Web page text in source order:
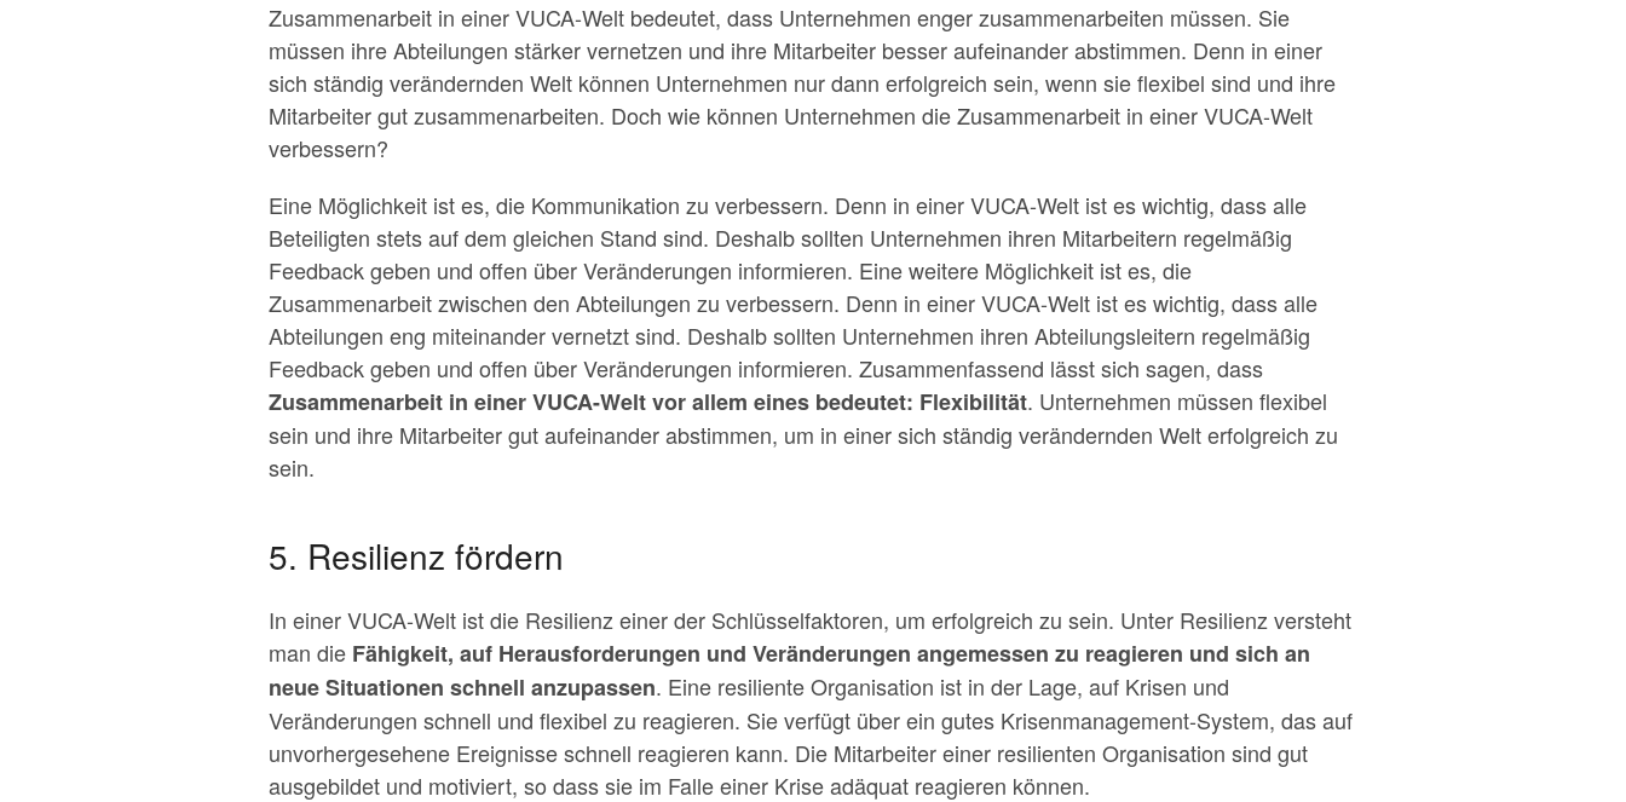
Zusammenarbeit in einer VUCA-Welt bedeutet, dass Unternehmen enger zusammenarbeiten müssen. Sie
müssen ihre Abteilungen stärker vernetzen und ihre Mitarbeiter besser aufeinander abstimmen. Denn in einer
sich ständig verändernden Welt können Unternehmen nur dann erfolgreich sein, wenn sie flexibel sind und ihre
Mitarbeiter gut zusammenarbeiten. Doch wie können Unternehmen die Zusammenarbeit in einer VUCA-Welt
verbessern?
Eine Möglichkeit ist es, die Kommunikation zu verbessern. Denn in einer VUCA-Welt ist es wichtig, dass alle
Beteiligten stets auf dem gleichen Stand sind. Deshalb sollten Unternehmen ihren Mitarbeitern regelmäßig
Feedback geben und offen über Veränderungen informieren. Eine weitere Möglichkeit ist es, die
Zusammenarbeit zwischen den Abteilungen zu verbessern. Denn in einer VUCA-Welt ist es wichtig, dass alle
Abteilungen eng miteinander vernetzt sind. Deshalb sollten Unternehmen ihren Abteilungsleitern regelmäßig
Feedback geben und offen über Veränderungen informieren. Zusammenfassend lässt sich sagen, dass
Zusammenarbeit in einer VUCA-Welt vor allem eines bedeutet: Flexibilität. Unternehmen müssen flexibel
sein und ihre Mitarbeiter gut aufeinander abstimmen, um in einer sich ständig verändernden Welt erfolgreich zu
sein.
5. Resilienz fördern
In einer VUCA-Welt ist die Resilienz einer der Schlüsselfaktoren, um erfolgreich zu sein. Unter Resilienz versteht
man die Fähigkeit, auf Herausforderungen und Veränderungen angemessen zu reagieren und sich an
neue Situationen schnell anzupassen. Eine resiliente Organisation ist in der Lage, auf Krisen und
Veränderungen schnell und flexibel zu reagieren. Sie verfügt über ein gutes Krisenmanagement-System, das auf
unvorhergesehene Ereignisse schnell reagieren kann. Die Mitarbeiter einer resilienten Organisation sind gut
ausgebildet und motiviert, so dass sie im Falle einer Krise adäquat reagieren können.